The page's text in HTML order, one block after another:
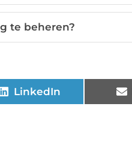
te beheren?
LinkedIn